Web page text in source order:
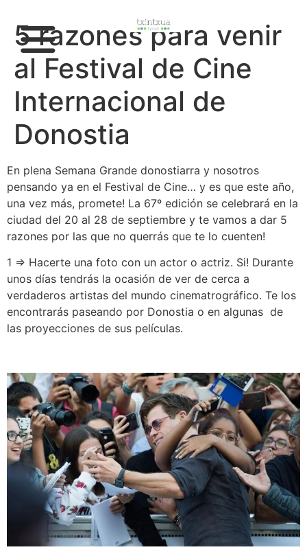
5 razones para venir
al Festival de Cine
Internacional de
Donostia
En plena Semana Grande donostiarra y nosotros
pensando ya en el Festival de Cine… y es que este año,
una vez más, promete! La 67º edición se celebrará en la
ciudad del 20 al 28 de septiembre y te vamos a dar 5
razones por las que no querrás que te lo cuenten!
1 ⇒ Hacerte una foto con un actor o actriz. Si! Durante
unos días tendrás la ocasión de ver de cerca a
verdaderos artistas del mundo cinematrográfico. Te los
encontrarás paseando por Donostia o en algunas de
las proyecciones de sus películas.